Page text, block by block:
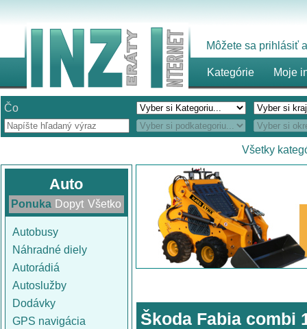
Môžete sa prihlásiť
Kategórie Moje
Čo
Všetky
Auto
Ponuka Dopyt Všetko
Autobusy
Náhradné diely
Autorádiá
Autoslužby
Dodávky
GPS navigácia
Škoda Fabia combi